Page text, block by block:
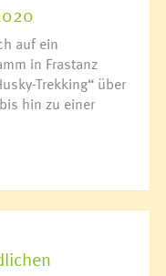
auf ein
in Frastanz
Trekking“ über
hin zu einer